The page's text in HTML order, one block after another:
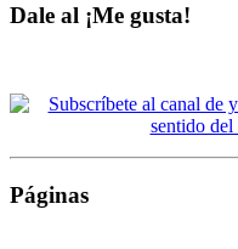
Dale al ¡Me gusta!
Páginas